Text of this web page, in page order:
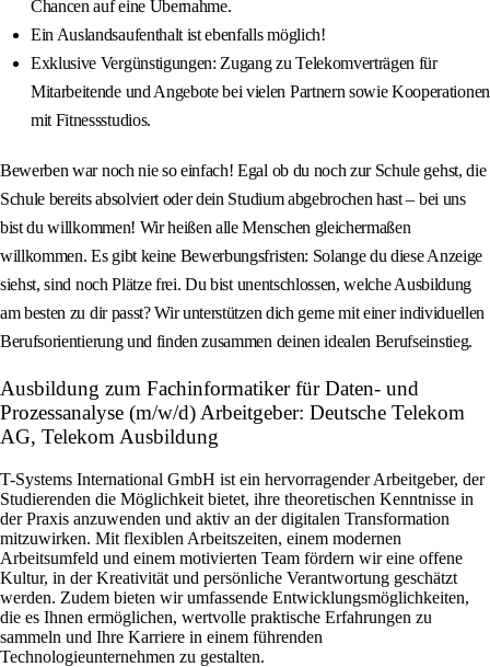
Chancen auf eine Übernahme.
Ein Auslandsaufenthalt ist ebenfalls möglich!
Exklusive Vergünstigungen: Zugang zu Telekomverträgen für
Mitarbeitende und Angebote bei vielen Partnern sowie Kooperationen
mit Fitnessstudios.
Bewerben war noch nie so einfach! Egal ob du noch zur Schule gehst, die
Schule bereits absolviert oder dein Studium abgebrochen hast – bei uns
bist du willkommen! Wir heißen alle Menschen gleichermaßen
willkommen. Es gibt keine Bewerbungsfristen: Solange du diese Anzeige
siehst, sind noch Plätze frei. Du bist unentschlossen, welche Ausbildung
am besten zu dir passt? Wir unterstützen dich gerne mit einer individuellen
Berufsorientierung und finden zusammen deinen idealen Berufseinstieg.
Ausbildung zum Fachinformatiker für Daten- und
Prozessanalyse (m/w/d) Arbeitgeber: Deutsche Telekom
AG, Telekom Ausbildung
T-Systems International GmbH ist ein hervorragender Arbeitgeber, der
Studierenden die Möglichkeit bietet, ihre theoretischen Kenntnisse in
der Praxis anzuwenden und aktiv an der digitalen Transformation
mitzuwirken. Mit flexiblen Arbeitszeiten, einem modernen
Arbeitsumfeld und einem motivierten Team fördern wir eine offene
Kultur, in der Kreativität und persönliche Verantwortung geschätzt
werden. Zudem bieten wir umfassende Entwicklungsmöglichkeiten,
die es Ihnen ermöglichen, wertvolle praktische Erfahrungen zu
sammeln und Ihre Karriere in einem führenden
Technologieunternehmen zu gestalten.